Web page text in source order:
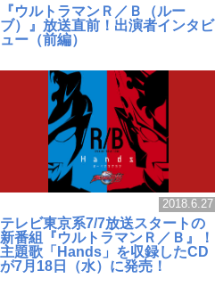
『ウルトラマンＲ／Ｂ（ルー
ブ）』放送直前！出演者インタビ
ュー（前編）
2018.6.27
テレビ東京系7/7放送スタートの
新番組『ウルトラマンＲ／Ｂ』！
主題歌「Hands」を収録したCD
が7月18日（水）に発売！